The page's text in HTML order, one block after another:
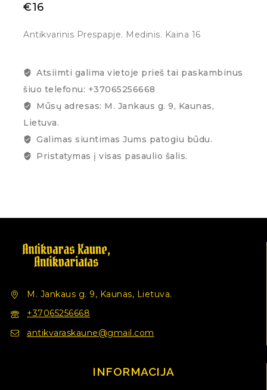
€16
Antikvarinis Prespapje. Medinis. Kaina 16
Atsiimti galima vietoje prieš tai paskambinus
šiuo telefonu: +37065256668
Mūsų adresas: M. Jankaus g. 9, Kaunas,
Lietuva.
Galimas siuntimas Jums patogiu būdu.
Pristatymas į visas pasaulio šalis.
M. Jankaus g. 9, Kaunas, Lietuva.
+37065256668
antikvaraskaune@gmail.com
INFORMACIJA